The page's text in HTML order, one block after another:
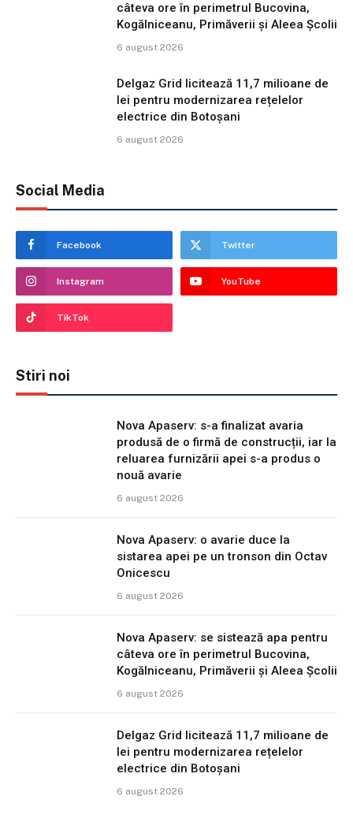
câteva ore în perimetrul Bucovina,
Kogălniceanu, Primăverii și Aleea Școlii
6 august 2026
Delgaz Grid licitează 11,7 milioane de
lei pentru modernizarea rețelelor
electrice din Botoșani
6 august 2026
Social Media
Facebook Twitter
Instagram YouTube
TikTok
Stiri noi
Nova Apaserv: s-a finalizat avaria
produsă de o firmă de construcții, iar la
reluarea furnizării apei s-a produs o
nouă avarie
6 august 2026
Nova Apaserv: o avarie duce la
sistarea apei pe un tronson din Octav
Onicescu
6 august 2026
Nova Apaserv: se sistează apa pentru
câteva ore în perimetrul Bucovina,
Kogălniceanu, Primăverii și Aleea Școlii
6 august 2026
Delgaz Grid licitează 11,7 milioane de
lei pentru modernizarea rețelelor
electrice din Botoșani
6 august 2026